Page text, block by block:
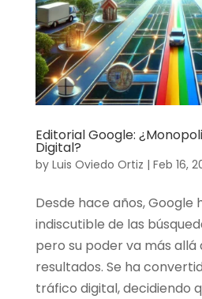
Editorial Google:
Digital?
by Luis Oviedo Ortiz | Feb 16,
Desde hace años, Google
indiscutible de las
pero su poder va más
resultados. Se ha
tráfico digital, decidiendo